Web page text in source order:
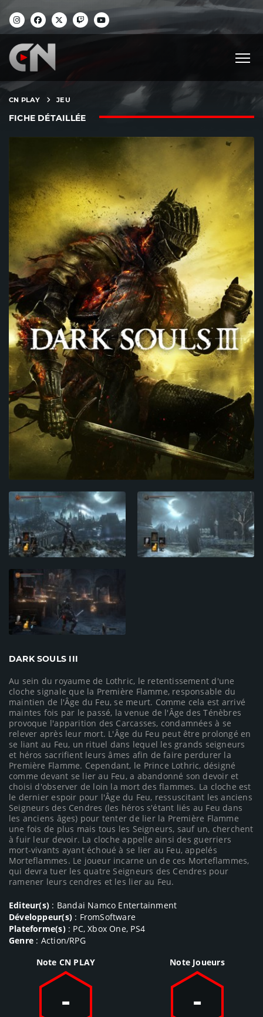
CN PLAY JEU
FICHE DÉTAILLÉE
DARK SOULS III
Au sein du royaume de Lothric, le retentissement d'une
cloche signale que la Première Flamme, responsable du
maintien de l'Âge du Feu, se meurt. Comme cela est arrivé
maintes fois par le passé, la venue de l'Âge des Ténèbres
provoque l'apparition des Carcasses, condamnées à se
relever après leur mort. L'Âge du Feu peut être prolongé en
se liant au Feu, un rituel dans lequel les grands seigneurs
et héros sacrifient leurs âmes afin de faire perdurer la
Première Flamme. Cependant, le Prince Lothric, désigné
comme devant se lier au Feu, a abandonné son devoir et
choisi d'observer de loin la mort des flammes. La cloche est
le dernier espoir pour l'Âge du Feu, ressuscitant les anciens
Seigneurs des Cendres (les héros s'étant liés au Feu dans
les anciens âges) pour tenter de lier la Première Flamme
une fois de plus mais tous les Seigneurs, sauf un, cherchent
à fuir leur devoir. La cloche appelle ainsi des guerriers
mort-vivants ayant échoué à se lier au Feu, appelés
Morteflammes. Le joueur incarne un de ces Morteflammes,
qui devra tuer les quatre Seigneurs des Cendres pour
ramener leurs cendres et les lier au Feu.
Editeur(s) : Bandai Namco Entertainment
Développeur(s): FromSoftware
Plateforme(s): PC, Xbox One, PS4
Genre : Action/RPG
Note CN PLAY
-
Note Joueurs
-